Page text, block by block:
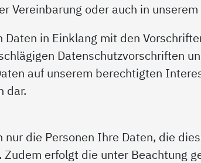
Vereinbarung oder auch in
in Einklang mit den
Datenschutzvorschriften
auf unserem berechtigten
dar.
die Personen Ihre Daten, die
erfolgt die unter Beachtung